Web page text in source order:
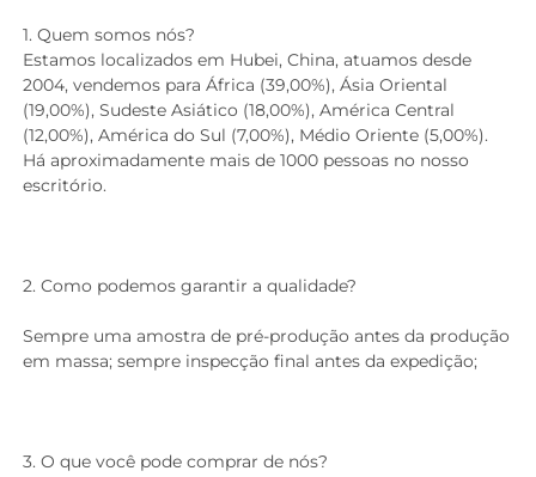
1. Quem somos nós?
Estamos localizados em Hubei, China, atuamos desde
2004, vendemos para África (39,00%), Ásia Oriental
(19,00%), Sudeste Asiático (18,00%), América Central
(12,00%), América do Sul (7,00%), Médio Oriente (5,00%).
Há aproximadamente mais de 1000 pessoas no nosso
escritório.
2. Como podemos garantir a qualidade?
Sempre uma amostra de pré-produção antes da produção
em massa; sempre inspecção final antes da expedição;
3. O que você pode comprar de nós?